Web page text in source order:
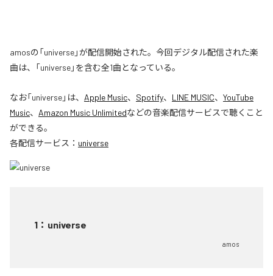
amosの「universe」が配信開始された。今回デジタル配信された楽
曲は、「universe」を含む全1曲となっている。
なお「universe」は、 Apple Music、 Spotify、 LINE MUSIC、 YouTube
Music、 Amazon Music Unlimitedなどの音楽配信サービスで聴くこと
ができる。
各配信サービス： universe
1 ： universe
amos